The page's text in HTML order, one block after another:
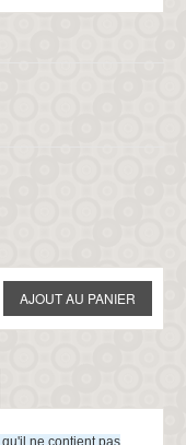
qu'il ne contient pas